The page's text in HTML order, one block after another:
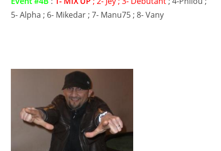
5- Alpha ; 6- Mikedar ; 7- Manu75 ; 8- Vany